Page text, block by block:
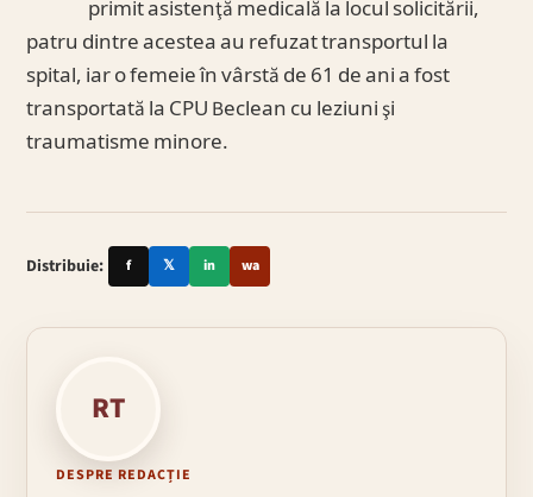
primit asistenţă medicală la locul solicitării,
patru dintre acestea au refuzat transportul la
spital, iar o femeie în vârstă de 61 de ani a fost
transportată la CPU Beclean cu leziuni şi
traumatisme minore.
Distribuie: f 𝕏 in wa
RT
DESPRE REDACȚIE